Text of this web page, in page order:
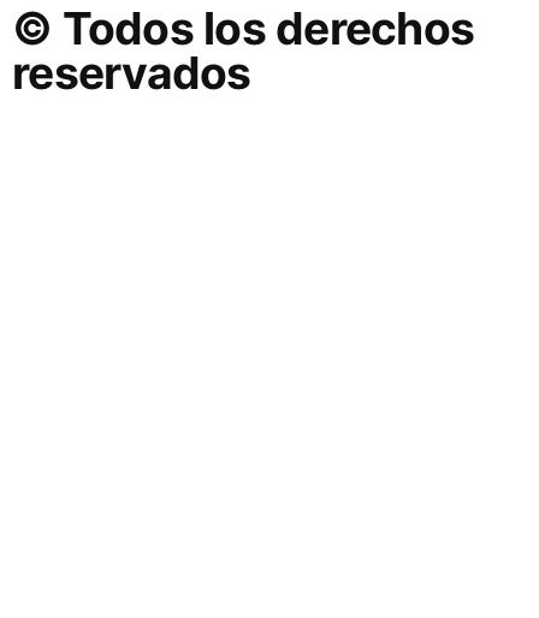
© Todos los derechos
reservados